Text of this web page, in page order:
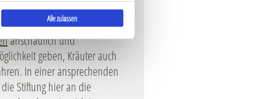
Alle zulassen
Kräuterzimmer,
Hier werden die Kräuter
anschaulich und
geben, Kräuter auch
In einer ansprechenden
Stiftung hier an die